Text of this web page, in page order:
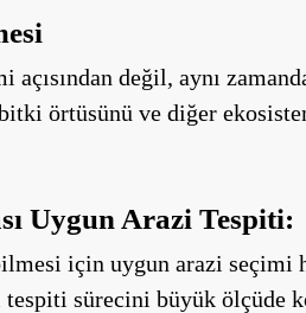
değil, aynı
örtüsünü ve diğer
Uygun Arazi Tespiti:
için uygun arazi seçimi
sürecini büyük ölçüde